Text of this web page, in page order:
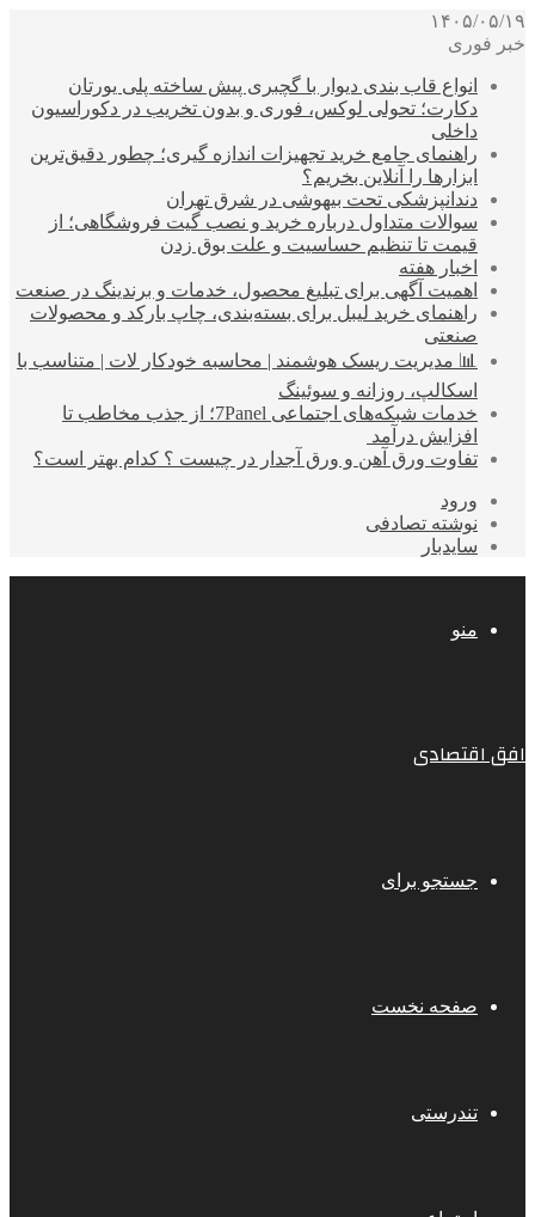
۱۴۰۵/۰۵/۱۹
خبر فوری
انواع قاب بندی دیوار با گچبری پیش ساخته پلی یورتان
دکارت؛ تحولی لوکس، فوری و بدون تخریب در دکوراسیون
داخلی
راهنمای جامع خرید تجهیزات اندازه گیری؛ چطور دقیق‌ترین
ابزارها را آنلاین بخریم؟
دندانپزشکی تحت بیهوشی در شرق تهران
سوالات متداول درباره خرید و نصب گیت فروشگاهی؛ از
قیمت تا تنظیم حساسیت و علت بوق زدن
اخبار هفته
اهمیت آگهی برای تبلیغ محصول، خدمات و برندینگ در صنعت
راهنمای خرید لیبل برای بسته‌بندی، چاپ بارکد و محصولات
صنعتی
📊 مدیریت ریسک هوشمند | محاسبه خودکار لات | متناسب با
اسکالپ، روزانه و سوئینگ
خدمات شبکه‌های اجتماعی 7Panel؛ از جذب مخاطب تا
افزایش درآمد
تفاوت ورق آهن و ورق آجدار در چیست ؟ کدام بهتر است؟
ورود
نوشته تصادفی
سایدبار
منو
افق اقتصادی
جستجو برای
صفحه نخست
تندرستی